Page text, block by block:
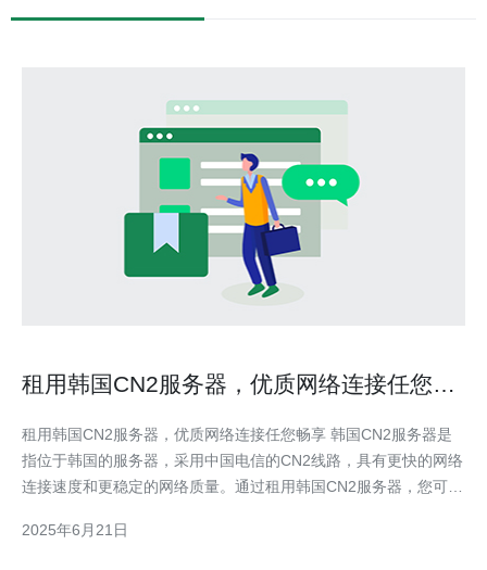
租用韩国CN2服务器，优质网络连接任您畅
租用韩国CN2服务器，优质网络连接任您畅享 韩国CN2服务器是
指位于韩国的服务器，采用中国电信的CN2线路，具有更快的网络
连接速度和更稳定的网络质量。通过租用韩国CN2服务器，您可以
高速稳定：韩国CN2服务器采用CN2线路，拥有更快的网络连接速
2025年6月21日